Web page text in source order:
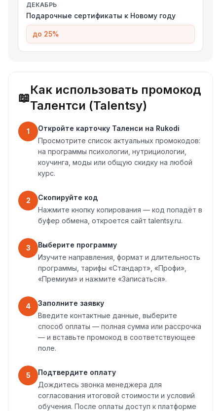
ДЕКАБРЬ
Подарочные сертификаты к Новому году
до 25%
📖
Как использовать промокод
Талентси (Talentsy)
1
Откройте карточку Таленси на Rukodi
Просмотрите список актуальных промокодов:
на программы психологии, нутрициологии,
коучинга, моды или общую скидку на любой
курс.
2
Скопируйте код
Нажмите кнопку копирования — код попадёт в
буфер обмена, откроется сайт talentsy.ru.
3
Выберите программу
Изучите направления, формат и длительность
программы, тарифы «Стандарт», «Профи»,
«Премиум» и нажмите «Записаться».
4
Заполните заявку
Введите контактные данные, выберите
способ оплаты — полная сумма или рассрочка
— и вставьте промокод в соответствующее
поле.
5
Подтвердите оплату
Дождитесь звонка менеджера для
согласования итоговой стоимости и условий
обучения. После оплаты доступ к платформе